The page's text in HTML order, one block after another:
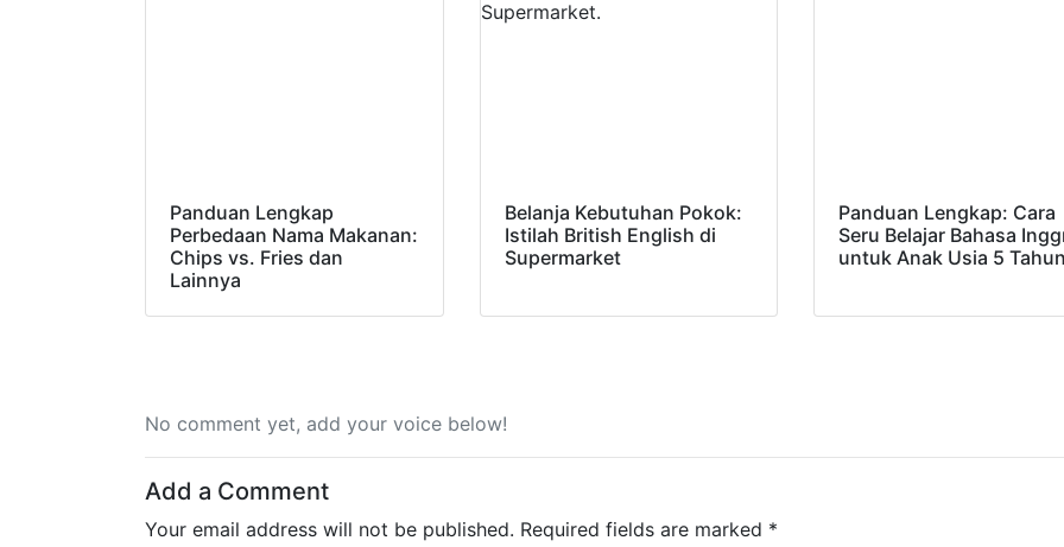
Panduan Lengkap
Perbedaan Nama Makanan:
Chips vs. Fries dan
Lainnya
Belanja Kebutuhan Pokok:
Istilah British English di
Supermarket
Panduan Lengkap: Cara
Seru Belajar Bahasa
untuk Anak Usia 5 Tahun
No comment yet, add your voice below!
Add a Comment
Your email address will not be published. Required fields are marked *